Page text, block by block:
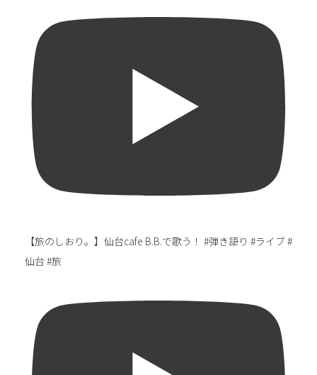
【旅のしおり。】仙台cafe B.B.で歌う！ #弾き語り #ライブ #
仙台 #旅